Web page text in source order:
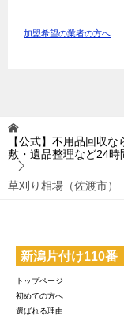
加盟希望の業者の方へ
【公式】不用品回収
敷・遺品整理など24時
草刈り相場（佐渡市）
新潟片付け110番
トップページ
初めての方へ
選ばれる理由